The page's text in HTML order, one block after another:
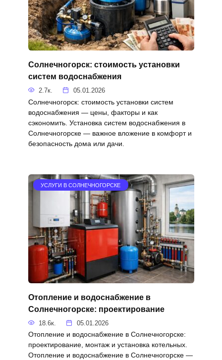
Солнечногорск: стоимость установки
систем водоснабжения
2.7к. 05.01.2026
Солнечногорск: стоимость установки систем
водоснабжения — цены, факторы и как
сэкономить. Установка систем водоснабжения в
Солнечногорске — важное вложение в комфорт и
безопасность дома или дачи.
УСЛУГИ В СОЛНЕЧНОГОРСКЕ
Отопление и водоснабжение в
Солнечногорске: проектирование
18.6к. 05.01.2026
Отопление и водоснабжение в Солнечногорске:
проектирование, монтаж и установка котельных.
Отопление и водоснабжение в Солнечногорске —